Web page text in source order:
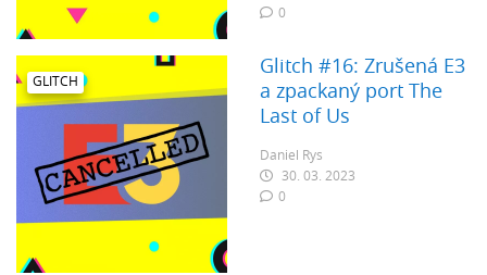
0
GLITCH
Glitch #16: Zrušená E3
a zpackaný port The
Last of Us
Daniel Rys
30. 03. 2023
0